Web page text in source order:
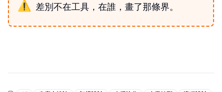
差別不在工具，在誰，畫了那條界。